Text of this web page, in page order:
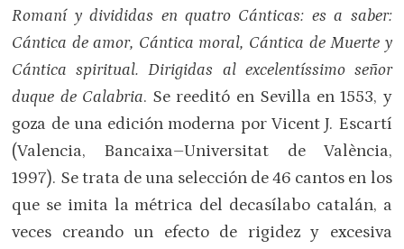
Romaní y divididas en quatro Cánticas: es a saber:
Cántica de amor, Cántica moral, Cántica de Muerte y
Cántica spiritual. Dirigidas al excelentíssimo señor
duque de Calabria. Se reeditó en Sevilla en 1553, y
goza de una edición moderna por Vicent J. Escartí
(Valencia, Bancaixa–Universitat de València,
1997). Se trata de una selección de 46 cantos en los
que se imita la métrica del decasílabo catalán, a
veces creando un efecto de rigidez y excesiva